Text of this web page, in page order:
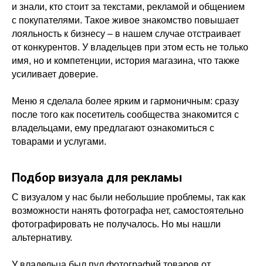
и знали, кто стоит за текстами, рекламой и общением
с покупателями. Такое живое знакомство повышает
лояльность к бизнесу – в нашем случае отстраивает
от конкурентов. У владельцев при этом есть не только
имя, но и компетенции, история магазина, что также
усиливает доверие.
Меню я сделала более ярким и гармоничным: сразу
после того как посетитель сообщества знакомится с
владельцами, ему предлагают ознакомиться с
товарами и услугами.
Подбор визуала для рекламы
С визуалом у нас были небольшие проблемы, так как
возможности нанять фотографа нет, самостоятельно
фотографировать не получалось. Но мы нашли
альтернативу.